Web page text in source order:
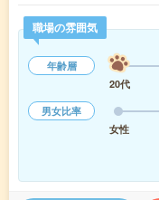
職場の雰囲気
年齢層
20代
男女比率
女性